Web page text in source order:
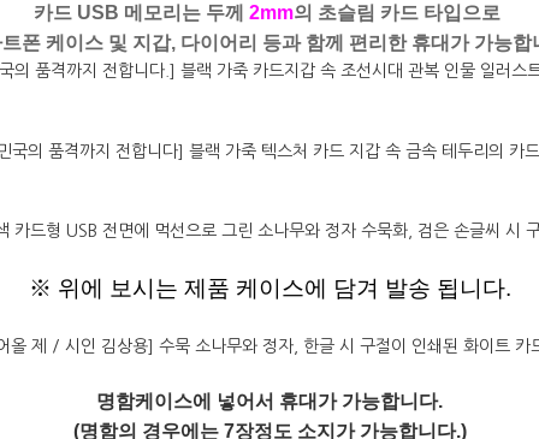
카드 USB 메모리는 두께 2mm의 초슬림 카드 타입으로
폰 케이스 및 지갑, 다이어리 등과 함께 편리한 휴대가 가능합
※ 위에 보시는 제품 케이스에 담겨 발송 됩니다.
명함케이스에 넣어서 휴대가 가능합니다.
(명함의 경우에는 7장정도 소지가 가능합니다.)